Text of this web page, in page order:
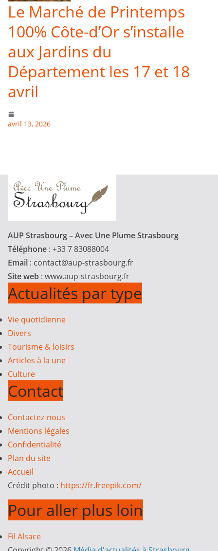
Le Marché de Printemps
100% Côte-d’Or s’installe
aux Jardins du
Département les 17 et 18
avril
avril 13, 2026
AUP Strasbourg – Avec Une Plume Strasbourg
Téléphone : +33 7 83088004
Email : contact@aup-strasbourg.fr
Site web : www.aup-strasbourg.fr
Actualités par type
Vie quotidienne
Divers
Tourisme & loisirs
Articles à la une
Culture
Contact
Contactez-nous
Mentions légales
Confidentialité
Plan du site
Accueil
Crédit photo : https://fr.freepik.com/
Pour aller plus loin
Fil Alsace